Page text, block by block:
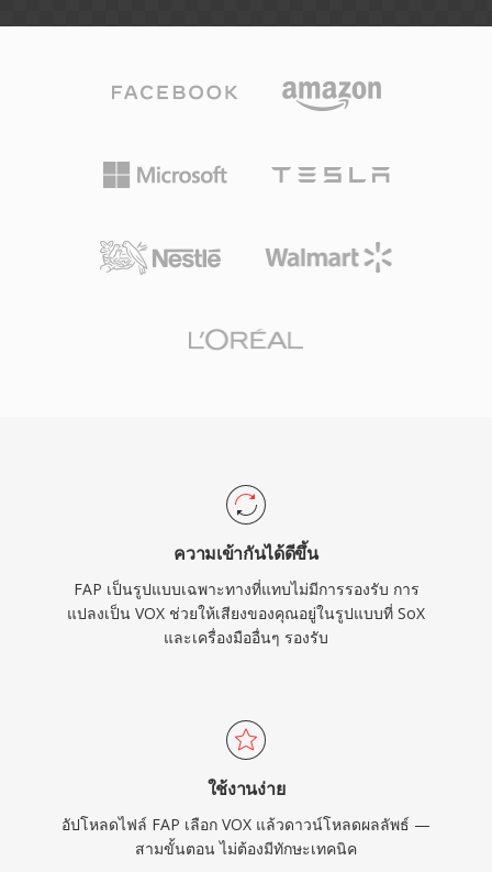
ความเข้ากันได้ดีขึ้น
FAP เป็นรูปแบบเฉพาะทางที่แทบไม่มีการรองรับ การ
แปลงเป็น VOX ช่วยให้เสียงของคุณอยู่ในรูปแบบที่ SoX
และเครื่องมืออื่นๆ รองรับ
ใช้งานง่าย
อัปโหลดไฟล์ FAP เลือก VOX แล้วดาวน์โหลดผลลัพธ์ —
สามขั้นตอน ไม่ต้องมีทักษะเทคนิค